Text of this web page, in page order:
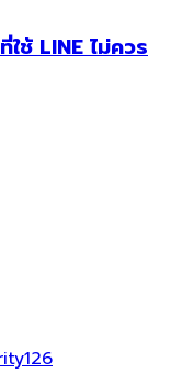
ช้ LINE ไม่ควร
126